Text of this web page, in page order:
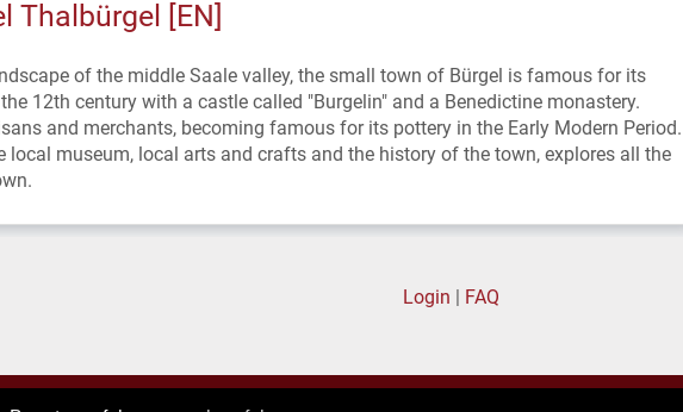
Thalbürgel [EN]
of the middle Saale valley, the small town of Bürgel is famous for its
12th century with a castle called "Burgelin" and a Benedictine monastery.
and merchants, becoming famous for its pottery in the Early Modern Period.
local museum, local arts and crafts and the history of the town, explores all the
Login | FAQ